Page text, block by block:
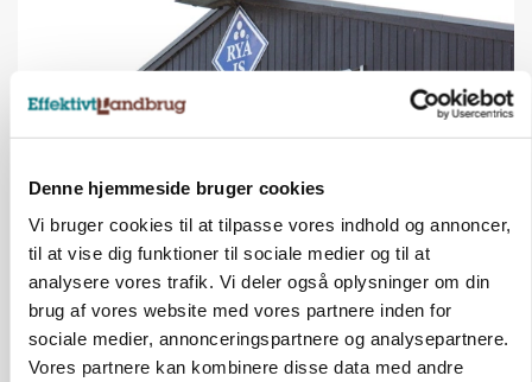
Denne hjemmeside bruger cookies
Vi bruger cookies til at tilpasse vores indhold og annoncer,
til at vise dig funktioner til sociale medier og til at
analysere vores trafik. Vi deler også oplysninger om din
brug af vores website med vores partnere inden for
sociale medier, annonceringspartnere og analysepartnere.
Vores partnere kan kombinere disse data med andre
KULTUR
Tæller Aabybro Mejeri og Axel Månsson: 21
fødevareproducenter indstillet til pris